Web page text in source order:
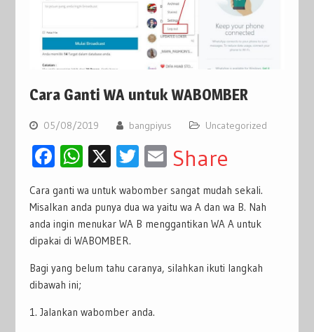
Cara Ganti WA untuk WABOMBER
05/08/2019 bangpiyus Uncategorized
Facebook
WhatsApp
X Twitter
Email
Share
Cara ganti wa untuk wabomber sangat mudah sekali.
Misalkan anda punya dua wa yaitu wa A dan wa B. Nah
anda ingin menukar WA B menggantikan WA A untuk
dipakai di WABOMBER.
Bagi yang belum tahu caranya, silahkan ikuti langkah
dibawah ini;
1. Jalankan wabomber anda.